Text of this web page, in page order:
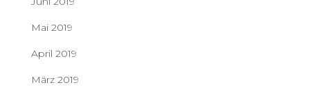
Mai 2019
April 2019
März 2019